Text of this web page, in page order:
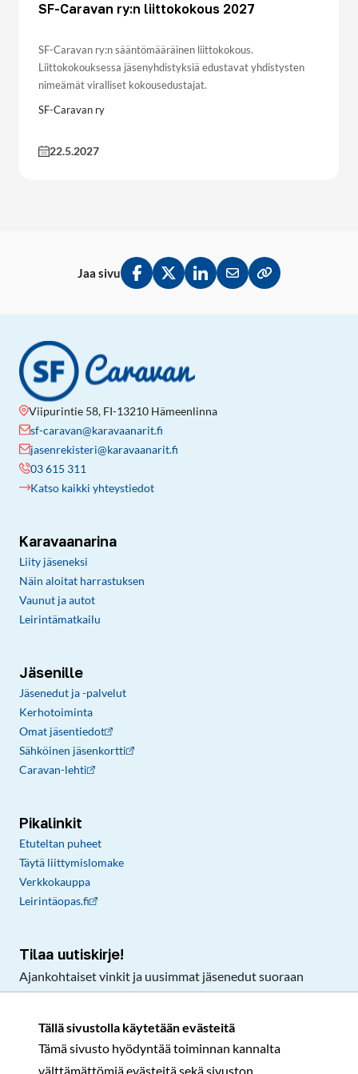
Tällä sivustolla käytetään evästeitä
Tämä sivusto hyödyntää toiminnan kannalta
välttämättömiä evästeitä sekä sivuston
SF-Caravan ry:n liittokokous 2027
SF-Caravan ry:n sääntömääräinen liittokokous.
Liittokokouksessa jäsenyhdistyksiä edustavat yhdistysten
nimeämät viralliset kokousedustajat.
SF-Caravan ry
22.5.2027
Jaa sivu
Jaa Facebookissa
Jaa Twitterissä
Jaa LinkedInissä
Jaa sähköpostitse
Kopioi linkki
Viipurintie 58, FI-13210 Hämeenlinna
sf-caravan@karavaanarit.fi
jasenrekisteri@karavaanarit.fi
03 615 311
Katso kaikki yhteystiedot
Karavaanarina
Liity jäseneksi
Näin aloitat harrastuksen
Vaunut ja autot
Leirintämatkailu
Jäsenille
Jäsenedut ja -palvelut
Kerhotoiminta
Omat jäsentiedot
Sähköinen jäsenkortti
Caravan-lehti
Pikalinkit
Etuteltan puheet
Täytä liittymislomake
Verkkokauppa
Leirintäopas.fi
Tilaa uutiskirje!
Ajankohtaiset vinkit ja uusimmat jäsenedut suoraan